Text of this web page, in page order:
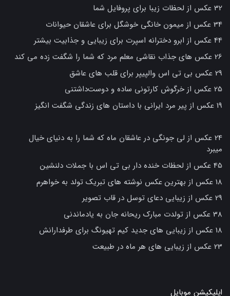
32 عکس از لحظات زیبا برای پروفایل شما
34 عکس از میمون خانگی خوشگل برای عاشقان حیوانات
44 عکس از ابرو دخترانه اسپرت برای زیبایی و جذابیت بیشتر
26 عکس های جذاب نقاشی معلم مرد که شما را شگفت زده می کند
29 عکس بی تی اس والپیپر برای قلب های عاشق
25 عکس از خرگوش کارتونی ساده و دوست‌داشتنی
19 عکس از پیر مرد ایرانی با داستان های زندگی شگفت انگیز
24 عکس از لی جونگی در عاشقان ماه که شما را به دنیای خیال
میبرد
45 عکس از لحظات خنده دار بی تی اس با جملات دلنشین
18 عکس از بهترین عکس نوشته های تبریک تولد به خواهرم
29 عکس از زیبایی دعای توسل در قاب تصویر
38 عکس از تولدت مبارک ریحانه جان به یادماندنی
18 عکس از زیبایی های جدید کیم تهیونگ برای طرفدارانش
23 عکس از زیبایی های هر ماه در طبیعت
اپلیکیشن موبایل